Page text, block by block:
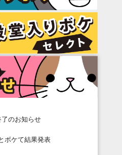
のお知らせ
ボケて結果発表